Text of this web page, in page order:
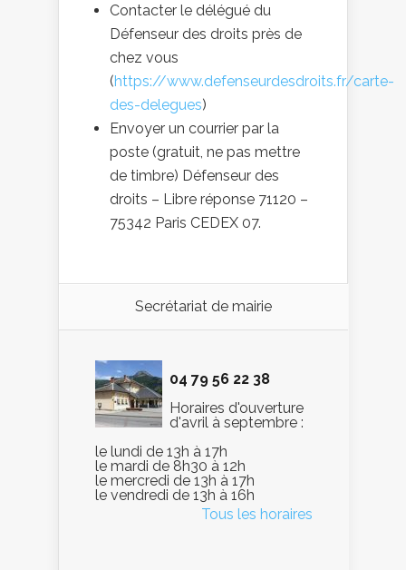
Contacter le délégué du
Défenseur des droits près de
chez vous
(https://www.defenseurdesdroits.fr/carte-
des-delegues)
Envoyer un courrier par la
poste (gratuit, ne pas mettre
de timbre) Défenseur des
droits – Libre réponse 71120 –
75342 Paris CEDEX 07.
Secrétariat de mairie
04 79 56 22 38
Horaires d'ouverture
d'avril à septembre :
le lundi de 13h à 17h
le mardi de 8h30 à 12h
le mercredi de 13h à 17h
le vendredi de 13h à 16h
Tous les horaires